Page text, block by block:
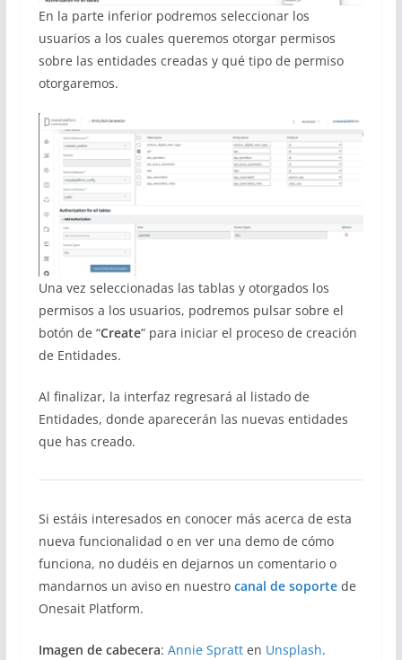
En la parte inferior podremos seleccionar los
usuarios a los cuales queremos otorgar permisos
sobre las entidades creadas y qué tipo de permiso
otorgaremos.
Una vez seleccionadas las tablas y otorgados los
permisos a los usuarios, podremos pulsar sobre el
botón de “Create” para iniciar el proceso de creación
de Entidades.
Al finalizar, la interfaz regresará al listado de
Entidades, donde aparecerán las nuevas entidades
que has creado.
Si estáis interesados en conocer más acerca de esta
nueva funcionalidad o en ver una demo de cómo
funciona, no dudéis en dejarnos un comentario o
mandarnos un aviso en nuestro canal de soportede
Onesait Platform.
Imagen de cabecera: Annie Spratten Unsplash.